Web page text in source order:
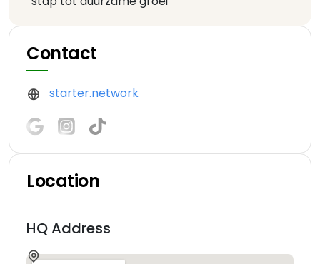
Contact
starter.network
Location
HQ Address